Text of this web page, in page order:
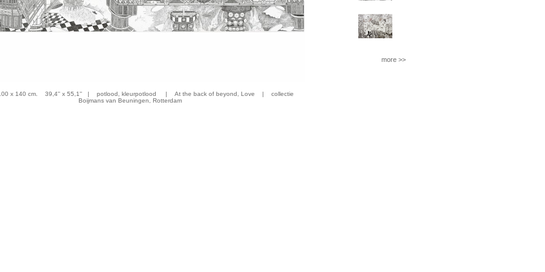
x 140 cm. 39,4'' x 55,1'' | potlood, kleurpotlood | At the back of beyond, Love | collectie
Boijmans van Beuningen, Rotterdam
more >>